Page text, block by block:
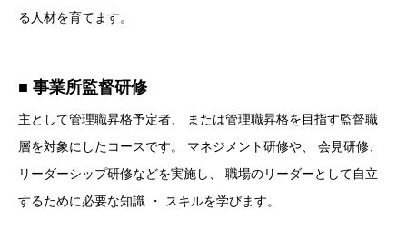
る人材を育てます。
■ 事業所監督研修
主として管理職昇格予定者、 または管理職昇格を目指す監督職
層を対象にしたコースです。 マネジメント研修や、 会見研修、
リーダーシップ研修などを実施し、 職場のリーダーとして自立
するために必要な知識 ・ スキルを学びます。